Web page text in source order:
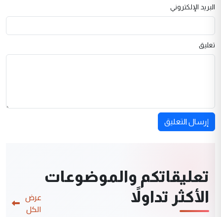
البريد الإلكتروني
تعليق
إرسال التعليق
تعليقاتكم والموضوعات
الأكثر تداولاً
عرض
الكل